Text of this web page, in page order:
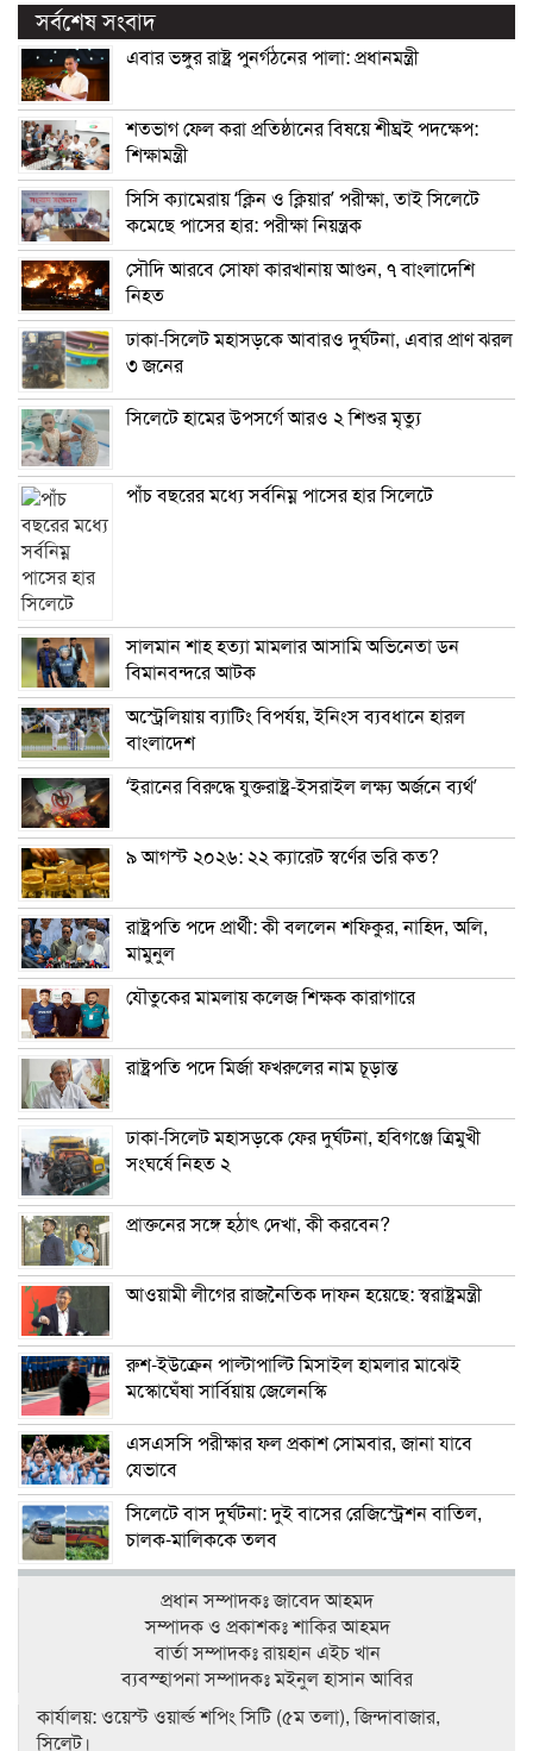
সর্বশেষ সংবাদ
এবার ভঙ্গুর রাষ্ট্র পুনর্গঠনের পালা: প্রধানমন্ত্রী
শতভাগ ফেল করা প্রতিষ্ঠানের বিষয়ে শীঘ্রই পদক্ষেপ:
শিক্ষামন্ত্রী
সিসি ক্যামেরায় ‘ক্লিন ও ক্লিয়ার’ পরীক্ষা, তাই সিলেটে
কমেছে পাসের হার: পরীক্ষা নিয়ন্ত্রক
সৌদি আরবে সোফা কারখানায় আগুন, ৭ বাংলাদেশি
নিহত
ঢাকা-সিলেট মহাসড়কে আবারও দুর্ঘটনা, এবার প্রাণ ঝরল
৩ জনের
সিলেটে হামের উপসর্গে আরও ২ শিশুর মৃত্যু
পাঁচ বছরের মধ্যে সর্বনিম্ন পাসের হার সিলেটে
সালমান শাহ হত্যা মামলার আসামি অভিনেতা ডন
বিমানবন্দরে আটক
অস্ট্রেলিয়ায় ব্যাটিং বিপর্যয়, ইনিংস ব্যবধানে হারল
বাংলাদেশ
‘ইরানের বিরুদ্ধে যুক্তরাষ্ট্র-ইসরাইল লক্ষ্য অর্জনে ব্যর্থ’
৯ আগস্ট ২০২৬: ২২ ক্যারেট স্বর্ণের ভরি কত?
রাষ্ট্রপতি পদে প্রার্থী: কী বললেন শফিকুর, নাহিদ, অলি,
মামুনুল
যৌতুকের মামলায় কলেজ শিক্ষক কারাগারে
রাষ্ট্রপতি পদে মির্জা ফখরুলের নাম চূড়ান্ত
ঢাকা-সিলেট মহাসড়কে ফের দুর্ঘটনা, হবিগঞ্জে ত্রিমুখী
সংঘর্ষে নিহত ২
প্রাক্তনের সঙ্গে হঠাৎ দেখা, কী করবেন?
আওয়ামী লীগের রাজনৈতিক দাফন হয়েছে: স্বরাষ্ট্রমন্ত্রী
রুশ-ইউক্রেন পাল্টাপাল্টি মিসাইল হামলার মাঝেই
মস্কোঘেঁষা সার্বিয়ায় জেলেনস্কি
এসএসসি পরীক্ষার ফল প্রকাশ সোমবার, জানা যাবে
যেভাবে
সিলেটে বাস দুর্ঘটনা: দুই বাসের রেজিস্ট্রেশন বাতিল,
চালক-মালিককে তলব
প্রধান সম্পাদকঃ জাবেদ আহমদ
সম্পাদক ও প্রকাশকঃ শাকির আহমদ
বার্তা সম্পাদকঃ রায়হান এইচ খান
ব‍্যবস্হাপনা সম্পাদকঃ মইনুল হাসান আবির
কার্যালয়: ওয়েস্ট ওয়ার্ল্ড শপিং সিটি (৫ম তলা), জিন্দাবাজার,
সিলেট।